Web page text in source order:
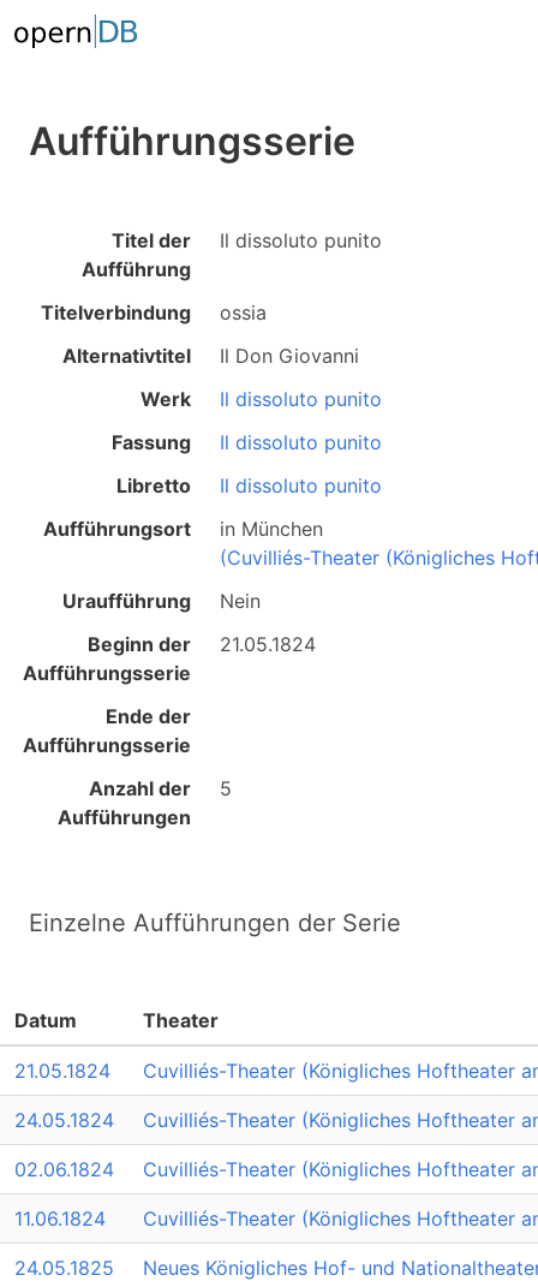
Aufführungsserie
Titel der
Aufführung
Il dissoluto punito
Titelverbindung
ossia
Alternativtitel
Il Don Giovanni
Werk
Il dissoluto punito
Fassung
Il dissoluto punito
Libretto
Il dissoluto punito
Aufführungsort
in München
(Cuvilliés-Theater (Königliches
Uraufführung
Nein
Beginn der
Aufführungsserie
21.05.1824
Ende der
Aufführungsserie
Anzahl der
Aufführungen
5
Einzelne Aufführungen der Serie
Datum Theater
21.05.1824 Cuvilliés-Theater (Königliches Hoftheater
24.05.1824 Cuvilliés-Theater (Königliches Hoftheater
02.06.1824 Cuvilliés-Theater (Königliches Hoftheater
11.06.1824 Cuvilliés-Theater (Königliches Hoftheater
24.05.1825 Neues Königliches Hof- und